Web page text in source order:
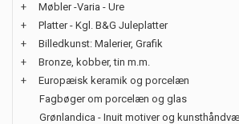
+
Møbler -Varia - Ure
+
Platter - Kgl. B&G Juleplatter
+
Billedkunst: Malerier, Grafik
+
Bronze, kobber, tin m.m.
+
Europæisk keramik og porcelæn
Fagbøger om porcelæn og glas
Grønlandica - Inuit motiver og